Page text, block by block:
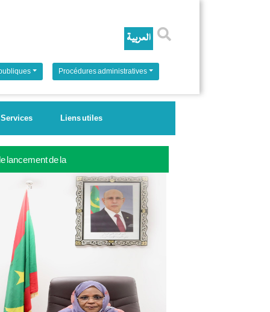
Rechercher
Procédures administratives
Services Liens utiles
lancement de la